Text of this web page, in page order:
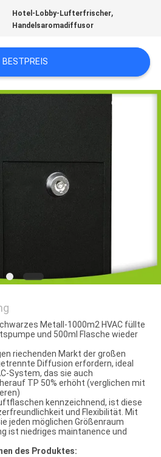
Hotel-Lobby-Lufterfrischer,
Handelsaromadiffusor
BESTPREIS
Metall-1000m2 HVAC füllte
und 500ml Flasche wieder
riechenden Markt der großen
Diffusion erfordern, ideal
System, das sie auch
TP 50% erhöht (verglichen mit
kennzeichnend, ist diese
und Flexibilität. Mit
jeden möglichen Größenraum
ist niedriges maintanence und
des Produktes: